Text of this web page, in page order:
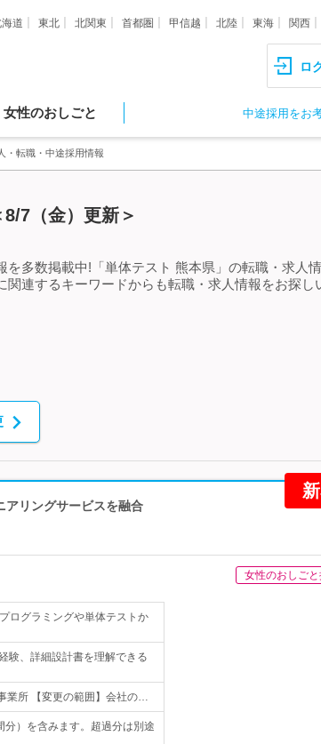
道 東北 北関東 首都圏 甲信越 北陸 東海 関西
ロ
女性のおしごと 中途採用をお
・転職・中途採用情報
7（金）更新＞
多数掲載中!「単体テスト 熊本県」の転職・求人
連するキーワードからも転職・求人情報をお探し
アリングサービスを融合
女性のおしごと
ログラミングや単体テストか
験、詳細設計書を理解できる
業所 【変更の範囲】会社の…
）を含みます。超過分は別途